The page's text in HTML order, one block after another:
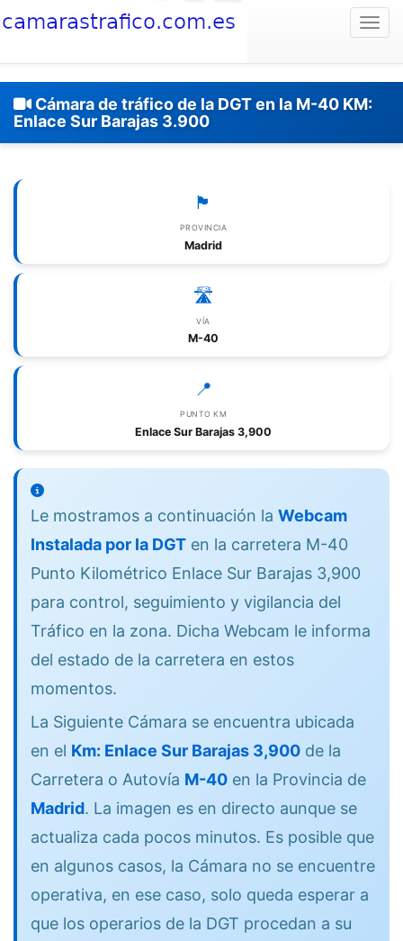
Cámara de tráfico de la DGT en la M-40 KM:
Enlace Sur Barajas 3.900
🏴
PROVINCIA
Madrid
🛣️
VÍA
M-40
📍
PUNTO KM
Enlace Sur Barajas 3,900
Le mostramos a continuación la Webcam
Instalada por la DGT en la carretera M-40
Punto Kilométrico Enlace Sur Barajas 3,900
para control, seguimiento y vigilancia del
Tráfico en la zona. Dicha Webcam le informa
del estado de la carretera en estos
momentos.
La Siguiente Cámara se encuentra ubicada
en el Km: Enlace Sur Barajas 3,900 de la
Carretera o Autovía M-40 en la Provincia de
Madrid. La imagen es en directo aunque se
actualiza cada pocos minutos. Es posible que
en algunos casos, la Cámara no se encuentre
operativa, en ese caso, solo queda esperar a
que los operarios de la DGT procedan a su